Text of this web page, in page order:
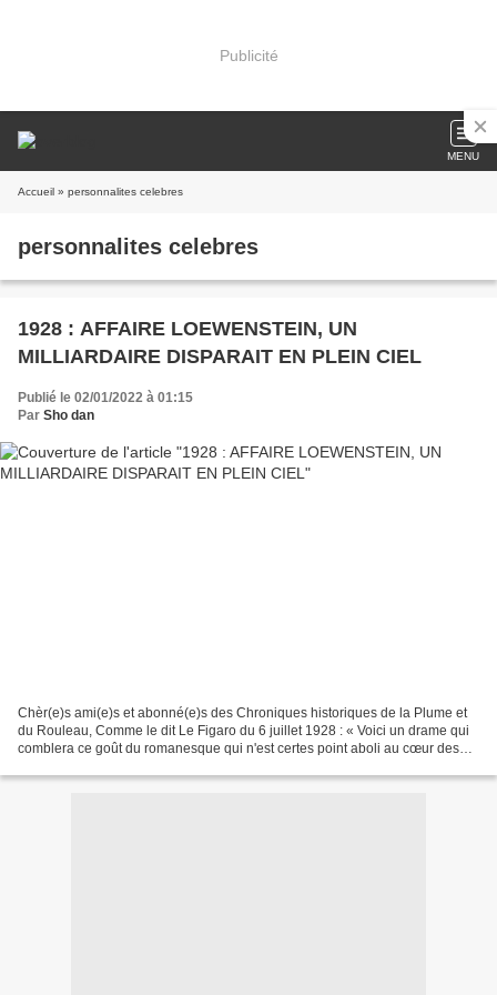
Publicité
MENU
Accueil » personnalites celebres
personnalites celebres
1928 : AFFAIRE LOEWENSTEIN, UN
MILLIARDAIRE DISPARAIT EN PLEIN CIEL
Publié le 02/01/2022 à 01:15
Par Sho dan
Chèr(e)s ami(e)s et abonné(e)s des Chroniques historiques de la Plume et
du Rouleau, Comme le dit Le Figaro du 6 juillet 1928 : « Voici un drame qui
comblera ce goût du romanesque qui n'est certes point aboli au cœur des